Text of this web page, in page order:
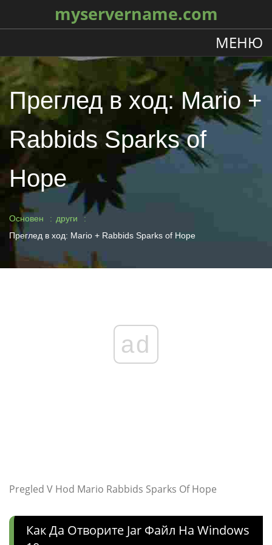
myservername.com
МЕНЮ
Преглед в ход: Mario +
Rabbids Sparks of
Hope
Основен
други
Преглед в ход: Mario + Rabbids Sparks of Hope
ad
Pregled V Hod Mario Rabbids Sparks Of Hope
Как Да Отворите Jar Файл На Windows